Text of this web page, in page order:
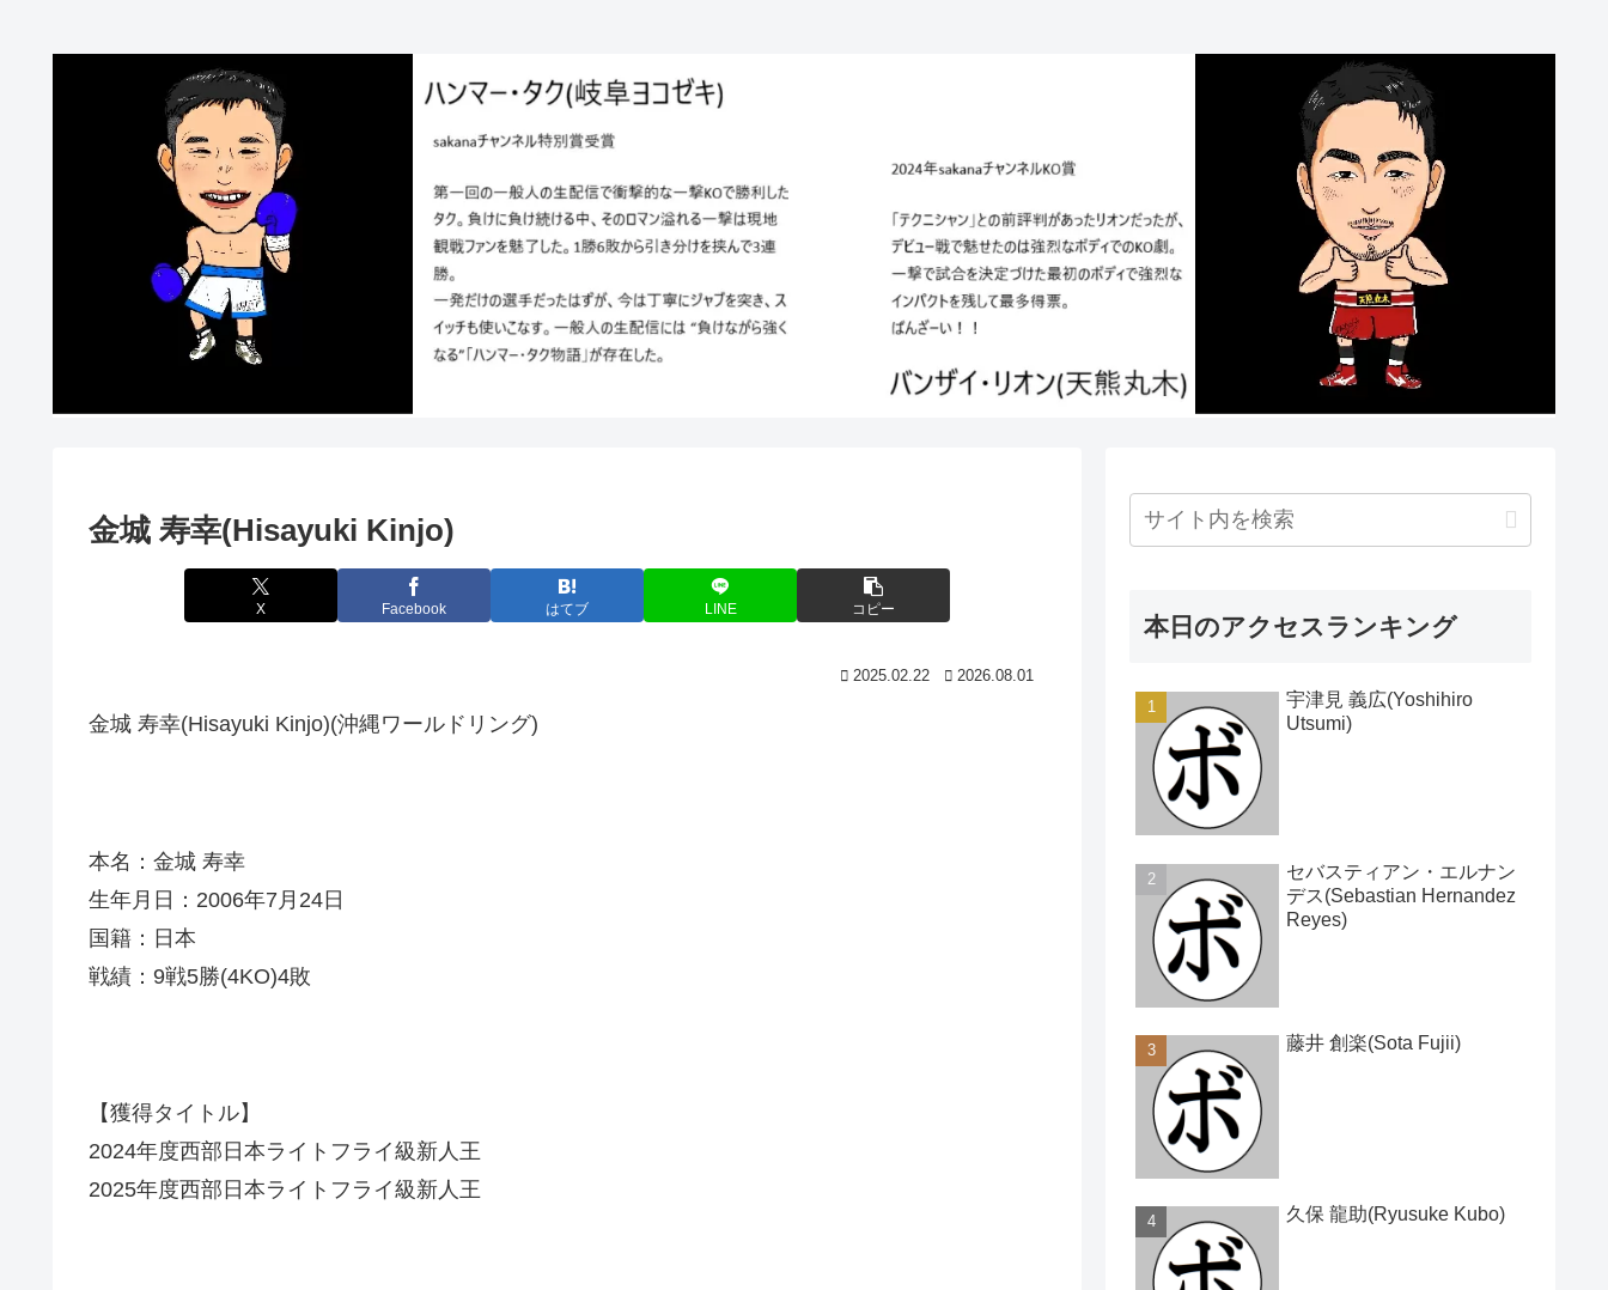
金城 寿幸(Hisayuki Kinjo)
X Facebook はてブ LINE コピー
2025.02.22 2026.08.01
金城 寿幸(Hisayuki Kinjo)(沖縄ワールドリング)
本名：金城 寿幸
生年月日：2006年7月24日
国籍：日本
戦績：9戦5勝(4KO)4敗
【獲得タイトル】
2024年度西部日本ライトフライ級新人王
2025年度西部日本ライトフライ級新人王
本日のアクセスランキング
宇津見 義広(Yoshihiro
Utsumi)
セバスティアン・エルナン
デス(Sebastian Hernandez
Reyes)
藤井 創楽(Sota Fujii)
久保 龍助(Ryusuke Kubo)